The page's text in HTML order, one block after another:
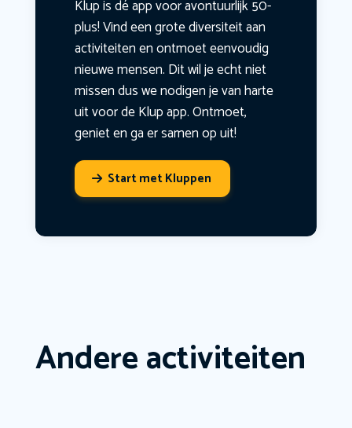
Klup is dé app voor avontuurlijk 50-
plus! Vind een grote diversiteit aan
activiteiten en ontmoet eenvoudig
nieuwe mensen. Dit wil je echt niet
missen dus we nodigen je van harte
uit voor de Klup app. Ontmoet,
geniet en ga er samen op uit!
Start met Kluppen
Andere activiteiten